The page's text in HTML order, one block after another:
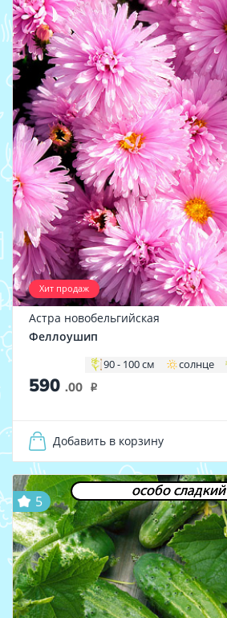
Хит продаж
Астра новобельгийская
Феллоушип
90 - 100 см солнце
590 .00 i
Добавить в корзину
особо сладкий
5